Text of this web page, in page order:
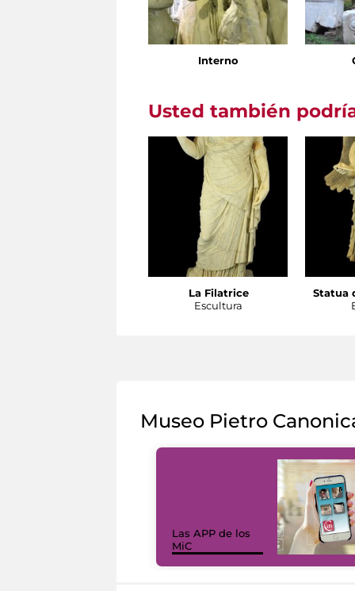
Interno
Usted también
La Filatrice
Escultura
Statua
Museo Pietro
Las APP de los
MiC